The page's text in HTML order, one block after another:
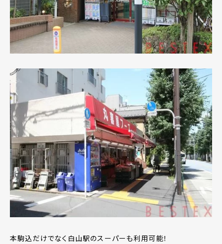
本駒込だけでなく白山駅のスーパーも利用可能！